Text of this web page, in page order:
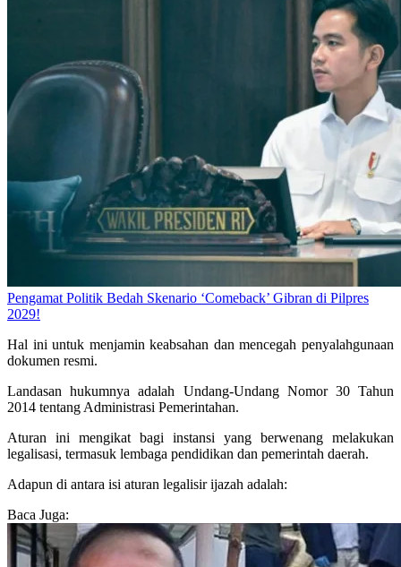
Pengamat Politik Bedah Skenario ‘Comeback’ Gibran di Pilpres
2029!
Hal ini untuk menjamin keabsahan dan mencegah penyalahgunaan
dokumen resmi.
Landasan hukumnya adalah Undang-Undang Nomor 30 Tahun
2014 tentang Administrasi Pemerintahan.
Aturan ini mengikat bagi instansi yang berwenang melakukan
legalisasi, termasuk lembaga pendidikan dan pemerintah daerah.
Adapun di antara isi aturan legalisir ijazah adalah:
Baca Juga: